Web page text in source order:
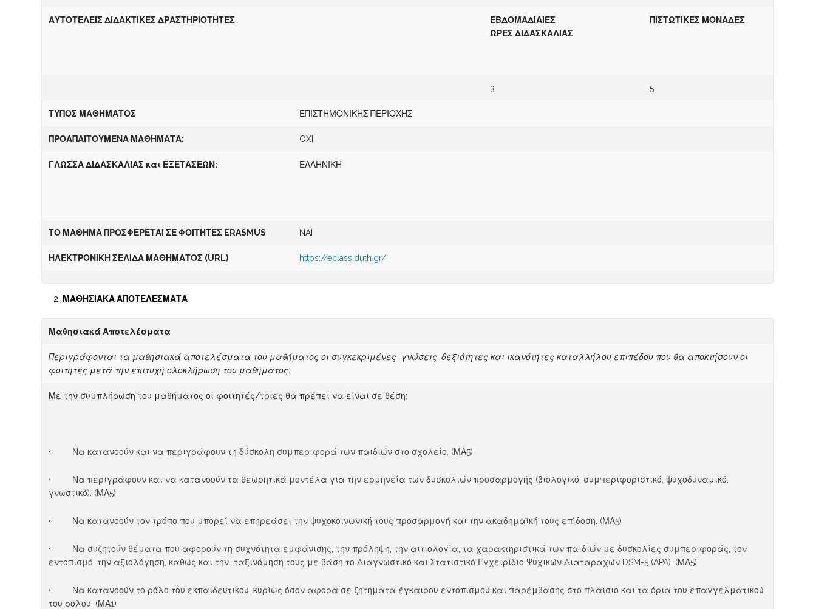
ΑΥΤΟΤΕΛΕΙΣ ΔΙΔΑΚΤΙΚΕΣ ΔΡΑΣΤΗΡΙΟΤΗΤΕΣ
ΕΒΔΟΜΑΔΙΑΙΕΣ
ΩΡΕΣ ΔΙΔΑΣΚΑΛΙΑΣ
ΠΙΣΤΩΤΙΚΕΣ ΜΟΝΑΔΕΣ
3 5
ΤΥΠΟΣ ΜΑΘΗΜΑΤΟΣ ΕΠΙΣΤΗΜΟΝΙΚΗΣ ΠΕΡΙΟΧΗΣ
ΠΡΟΑΠΑΙΤΟΥΜΕΝΑ ΜΑΘΗΜΑΤΑ: OXI
ΓΛΩΣΣΑ ΔΙΔΑΣΚΑΛΙΑΣ και ΕΞΕΤΑΣΕΩΝ: ΕΛΛΗΝΙΚΗ
ΤΟ ΜΑΘΗΜΑ ΠΡΟΣΦΕΡΕΤΑΙ ΣΕ ΦΟΙΤΗΤΕΣ ERASMUS NAI
ΗΛΕΚΤΡΟΝΙΚΗ ΣΕΛΙΔΑ ΜΑΘΗΜΑΤΟΣ (URL) https://eclass.duth.gr/
ΜΑΘΗΣΙΑΚΑ ΑΠΟΤΕΛΕΣΜΑΤΑ
Μαθησιακά Αποτελέσματα
Περιγράφονται τα μαθησιακά αποτελέσματα του μαθήματος οι συγκεκριμένες γνώσεις, δεξιότητες και ικανότητες καταλλήλου επιπέδου που θα αποκτήσουν οι
φοιτητές μετά την επιτυχή ολοκλήρωση του μαθήματος.
Με την συμπλήρωση του μαθήματος οι φοιτητές/τριες θα πρέπει να είναι σε θέση:
· Να κατανοούν και να περιγράφουν τη δύσκολη συμπεριφορά των παιδιών στο σχολείο. (ΜΑ5)
· Να περιγράφουν και να κατανοούν τα θεωρητικά μοντέλα για την ερμηνεία των δυσκολιών προσαρμογής (βιολογικό, συμπεριφοριστικό, ψυχοδυναμικό,
γνωστικό). (ΜΑ5)
· Να κατανοούν τον τρόπο που μπορεί να επηρεάσει την ψυχοκοινωνική τους προσαρμογή και την ακαδημαϊκή τους επίδοση. (ΜΑ5)
· Να συζητούν θέματα που αφορούν τη συχνότητα εμφάνισης, την πρόληψη, την αιτιολογία, τα χαρακτηριστικά των παιδιών με δυσκολίες συμπεριφοράς, τον
εντοπισμό, την αξιολόγηση, καθώς και την ταξινόμηση τους με βάση το Διαγνωστικό και Στατιστικό Εγχειρίδιο Ψυχικών Διαταραχών DSM-5 (APA). (ΜΑ5)
· Να κατανοούν το ρόλο του εκπαιδευτικού, κυρίως όσον αφορά σε ζητήματα έγκαιρου εντοπισμού και παρέμβασης στο πλαίσιο και τα όρια του επαγγελματικού
του ρόλου. (ΜΑ1)